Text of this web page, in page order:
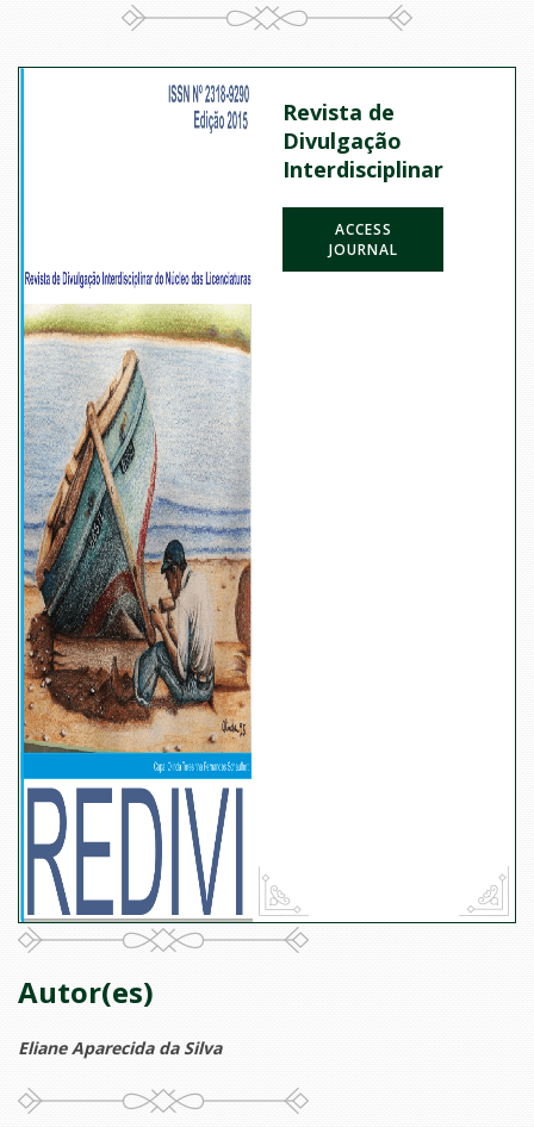
Revista de
Divulgação
Interdisciplinar
ACCESS
JOURNAL
Autor(es)
Eliane Aparecida da Silva